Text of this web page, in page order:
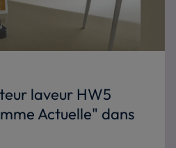
laveur HW5
Actuelle" dans